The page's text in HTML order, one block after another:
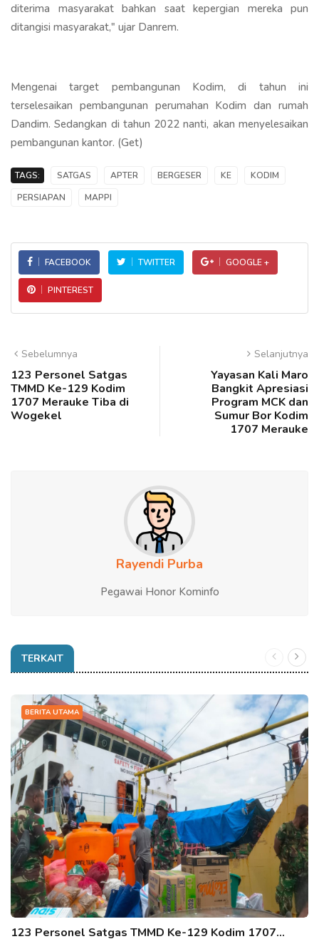
diterima masyarakat bahkan saat kepergian mereka pun
ditangisi masyarakat," ujar Danrem.
Mengenai target pembangunan Kodim, di tahun ini
terselesaikan pembangunan perumahan Kodim dan rumah
Dandim. Sedangkan di tahun 2022 nanti, akan menyelesaikan
pembangunan kantor. (Get)
TAGS: SATGAS APTER BERGESER KE
KODIM
PERSIAPAN
MAPPI
FACEBOOK TWITTER GOOGLE +
PINTEREST
Sebelumnya
123 Personel Satgas
TMMD Ke-129 Kodim
1707 Merauke Tiba di
Wogekel
Selanjutnya
Yayasan Kali Maro
Bangkit Apresiasi
Program MCK dan
Sumur Bor Kodim
1707 Merauke
Rayendi Purba
Pegawai Honor Kominfo
TERKAIT
BERITA UTAMA
123 Personel Satgas TMMD Ke-129 Kodim 1707…